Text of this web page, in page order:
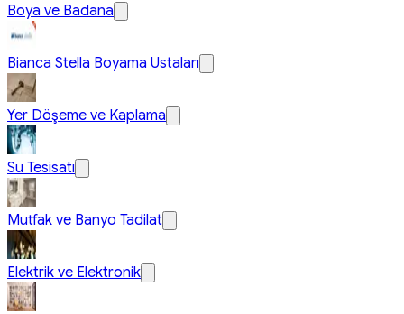
Boya ve Badana
Bianca Stella Boyama Ustaları
Yer Döşeme ve Kaplama
Su Tesisatı
Mutfak ve Banyo Tadilat
Elektrik ve Elektronik